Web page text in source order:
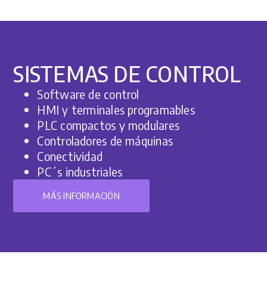
SISTEMAS DE CONTROL
Software de control
HMI y terminales programables
PLC compactos y modulares
Controladores de máquinas
Conectividad
PC´s industriales
MÁS INFORMACIÓN